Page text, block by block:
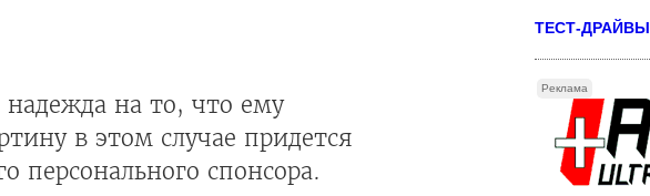
ТЕСТ-ДРАЙВЫ
Реклама
на то, что ему
в этом случае придется
персонального спонсора.